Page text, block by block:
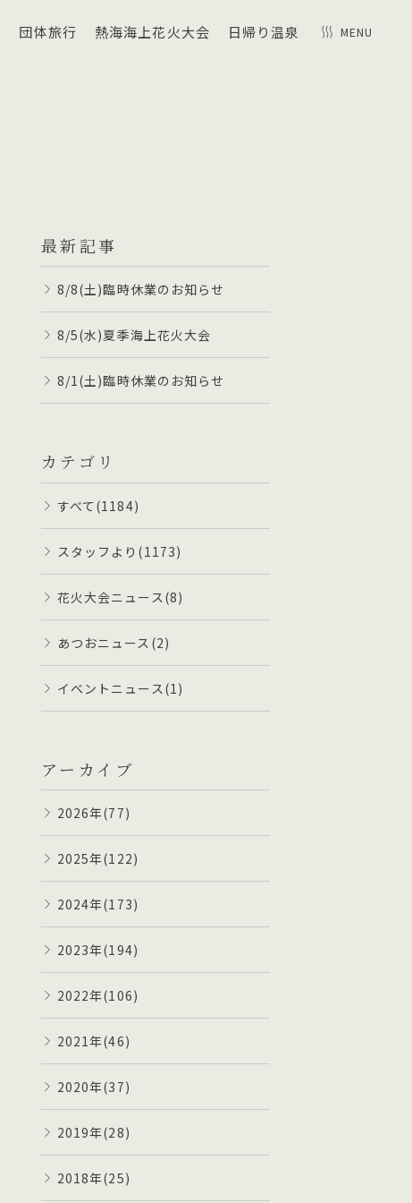
団体旅行 熱海海上花火大会 日帰り温泉 MENU
最新記事
8/8(土)臨時休業のお知らせ
8/5(水)夏季海上花火大会
8/1(土)臨時休業のお知らせ
カテゴリ
すべて(1184)
スタッフより(1173)
花火大会ニュース(8)
あつおニュース(2)
イベントニュース(1)
アーカイブ
2026年(77)
2025年(122)
2024年(173)
2023年(194)
2022年(106)
2021年(46)
2020年(37)
2019年(28)
2018年(25)